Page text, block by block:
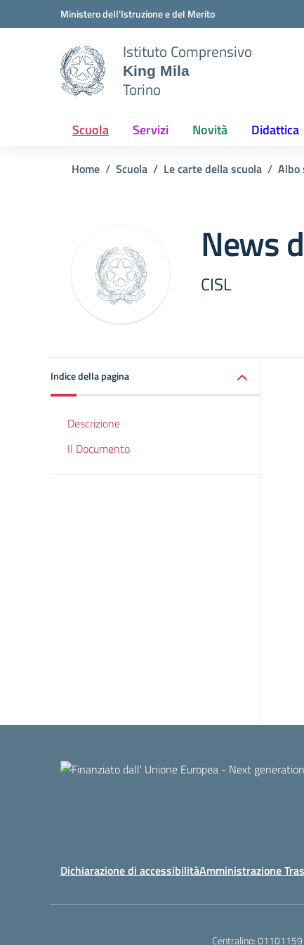
Vai ai contenuti
Vai al menu di navigazioneMinistero dell'Istruzione e del Merito
Istituto Comprensivo
King Mila
Torino
Scuola Servizi Novità Didattica
Home Scuola Le carte della scuola Albo
News
CISL
Indice della pagina
Descrizione
Il Documento
Dichiarazione di accessibilitàAmministrazione
Centralino: